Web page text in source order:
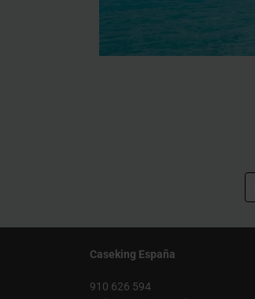
Caseking España
910 626 594